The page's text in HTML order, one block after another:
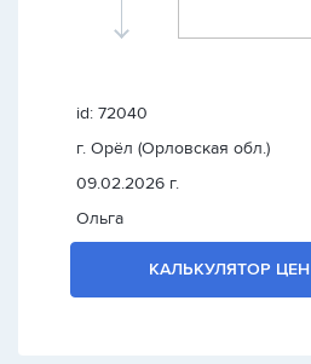
id: 72040
г. Орёл (Орловская обл.)
09.02.2026 г.
Ольга
КАЛЬКУЛЯТОР ЦЕН